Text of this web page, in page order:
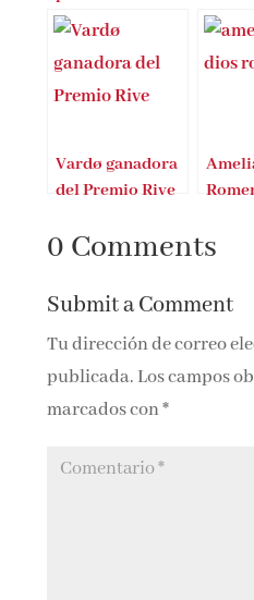
(Bizkaia) Hasta
mar
2020
Vardø ganadora
del Premio Rive
Marta
0 Comments
Submit a Comment
Tu dirección de correo
publicada. Los campos
marcados con*